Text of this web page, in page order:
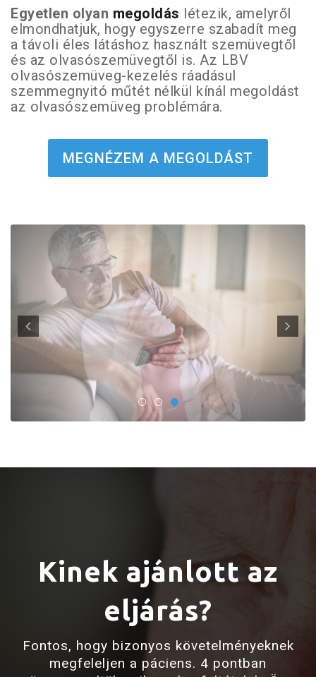
Egyetlen olyan megoldás létezik, amelyről
elmondhatjuk, hogy egyszerre szabadít meg
a távoli éles látáshoz használt szemüvegtől
és az olvasószemüvegtől is. Az LBV
olvasószemüveg-kezelés ráadásul
szemmegnyitó műtét nélkül kínál megoldást
az olvasószemüveg problémára.
MEGNÉZEM A MEGOLDÁST
Kinek ajánlott az
eljárás?
Fontos, hogy bizonyos követelményeknek
megfeleljen a páciens. 4 pontban